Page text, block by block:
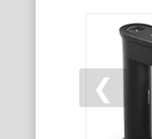
❮